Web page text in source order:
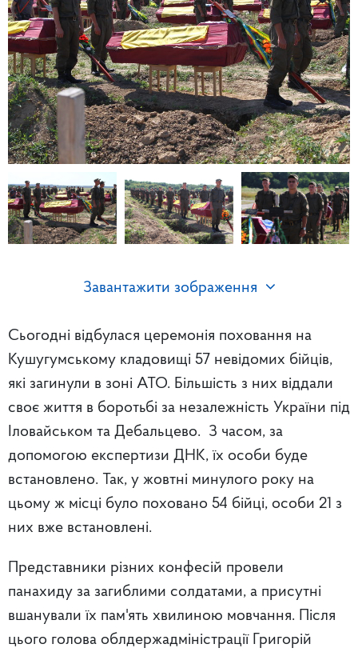
Завантажити зображення
Сьогодні відбулася церемонія поховання на
Кушугумському кладовищі 57 невідомих бійців,
які загинули в зоні АТО. Більшість з них віддали
своє життя в боротьбі за незалежність України під
Іловайськом та Дебальцево. З часом, за
допомогою експертизи ДНК, їх особи буде
встановлено. Так, у жовтні минулого року на
цьому ж місці було поховано 54 бійці, особи 21 з
них вже встановлені.
Представники різних конфесій провели
панахиду за загиблими солдатами, а присутні
вшанували їх пам'ять хвилиною мовчання. Після
цього голова облдержадміністрації Григорій